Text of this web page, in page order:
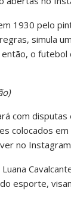
1930 pelo
simula
o
com disputas
colocados
no
esporte,